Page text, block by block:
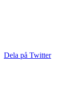
Dela på Twitter